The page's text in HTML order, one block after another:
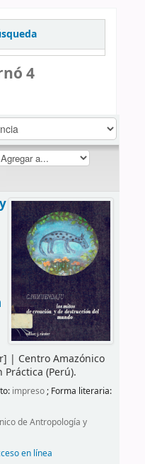
4
| Centro Amazónico
(Perú).
impreso; Forma literaria:
de Antropología y
en línea